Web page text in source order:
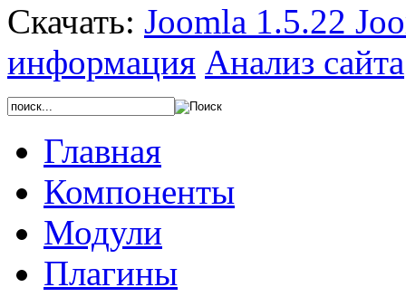
Скачать: Joomla 1.5.22
информация Анализ сайта
Главная
Компоненты
Модули
Плагины